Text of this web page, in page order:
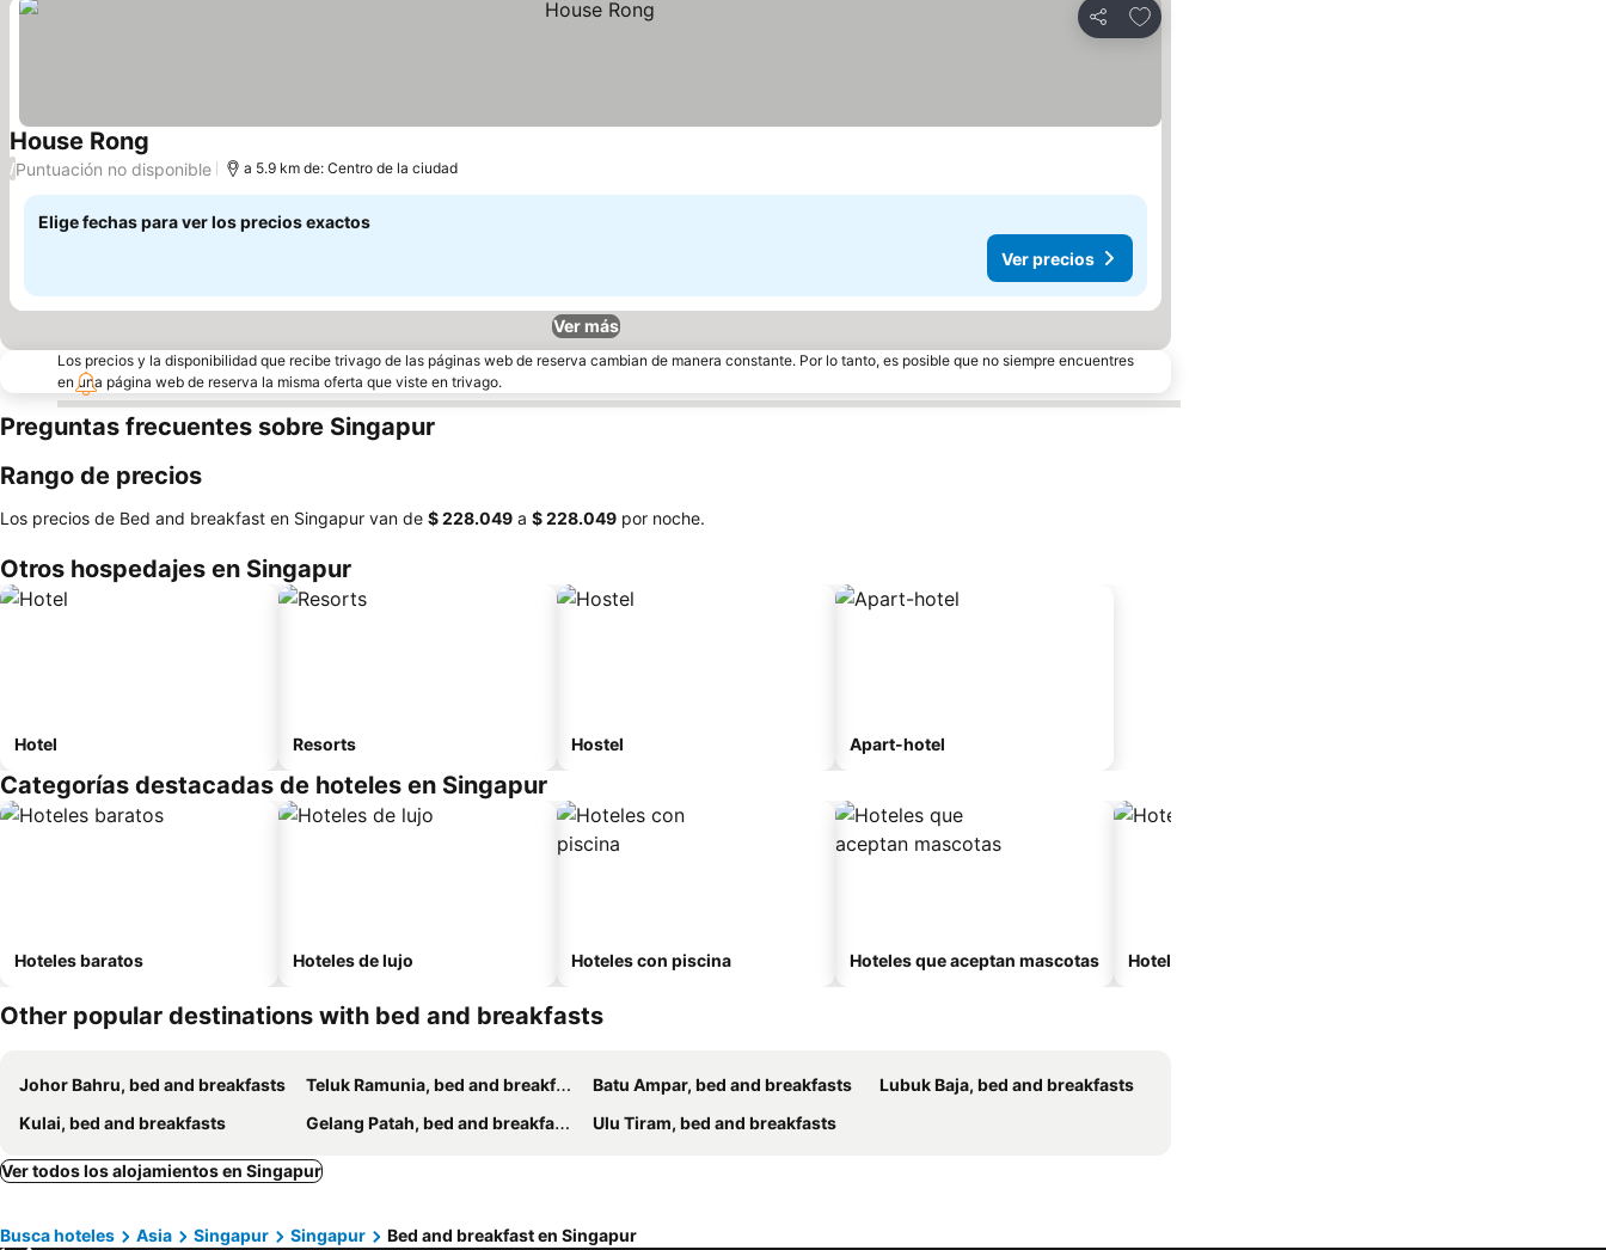
Compartir
Agregar a favoritos
House Rong Ver precios
/Puntuación no disponible a 5.9 km de: Centro de la ciudad
Elige fechas para ver los precios exactos
Ver precios
Ver más
Los precios y la disponibilidad que recibe trivago de las páginas web de reserva cambian de manera constante. Por lo tanto, es posible que no siempre encuentres
en una página web de reserva la misma oferta que viste en trivago.
Preguntas frecuentes sobre Singapur
Rango de precios
Los precios de Bed and breakfast en Singapur van de ‎$ 228.049 a ‎$ 228.049 por noche.
Otros hospedajes en Singapur
Hotel Resorts Hostel Apart-hotel
Categorías destacadas de hoteles en Singapur
Hoteles baratos Hoteles de lujo Hoteles con piscina Hoteles que aceptan mascotas Hoteles con spa
Other popular destinations with bed and breakfasts
Johor Bahru, bed and breakfasts Teluk Ramunia, bed and breakfasts Batu Ampar, bed and breakfasts
Lubuk Baja, bed and breakfasts
Kulai, bed and breakfasts
Gelang Patah, bed and breakfasts Ulu Tiram, bed and breakfasts
Ver todos los alojamientos en Singapur
Busca hoteles Asia Singapur Singapur Bed and breakfast en Singapur